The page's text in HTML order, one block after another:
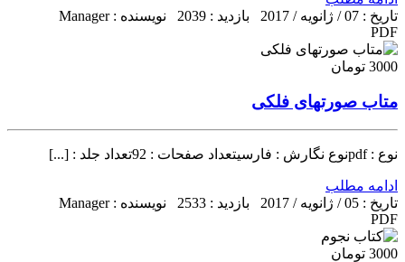
تاریخ : 07 / ژانویه / 2017
بازدید : 2039
نویسنده : Manager
PDF
3000 تومان
متاب صورتهای فلکی
نوع : pdfنوع نگارش : فارسیتعداد صفحات : 92تعداد جلد : [...]
ادامه مطلب
تاریخ : 05 / ژانویه / 2017
بازدید : 2533
نویسنده : Manager
PDF
3000 تومان